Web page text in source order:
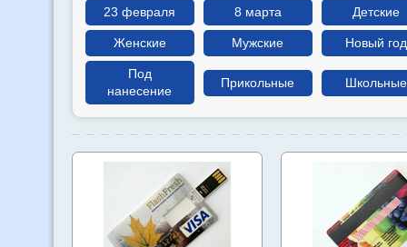
23 февраля 8 марта Детские
Женские Мужские Новый год
Под
нанесение
Прикольные Школьные